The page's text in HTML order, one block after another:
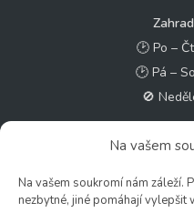
Na vašem
Na vašem soukromí nám záleží.
nezbytné, jiné pomáhají vylepšit
🕑 Po –
🕑 Pá –
🚫
🕑 So: